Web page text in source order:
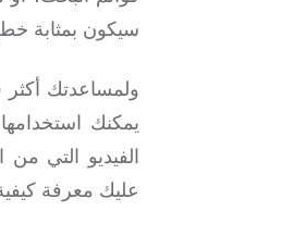
سيكون بمثابة
ولمساعدتك أكثر
يمكنك
الفيديو التي
عليك معرفة